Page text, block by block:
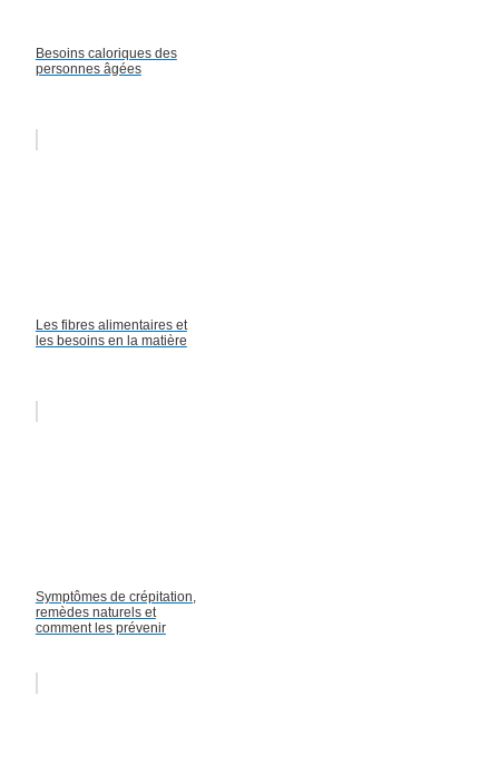
Besoins caloriques des
personnes âgées
Les fibres alimentaires et
les besoins en la matière
Symptômes de crépitation,
remèdes naturels et
comment les prévenir